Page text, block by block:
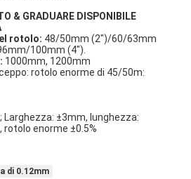
& GRADUARE DISPONIBILE
rotolo: 48/50mm (2")/60/63mm
100mm (4").
1000mm, 1200mm
rotolo enorme di 45/50m:
Larghezza: ±3mm, lunghezza:
rotolo enorme ±0.5%
di 0.12mm